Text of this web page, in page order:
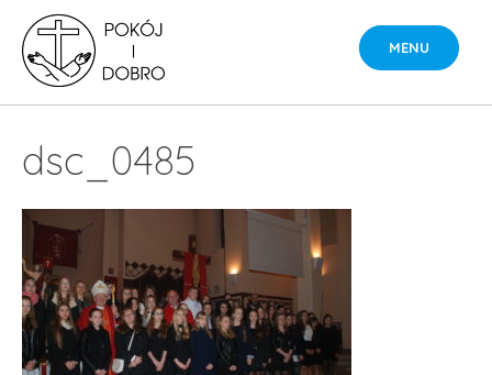
content
MENU
dsc_0485